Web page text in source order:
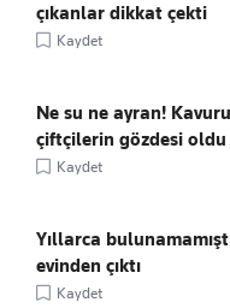
çıkanlar dikkat çekti
Kaydet
Ne su ne ayran!
çiftçilerin gözdesi oldu
Kaydet
Yıllarca
evinden çıktı
Kaydet